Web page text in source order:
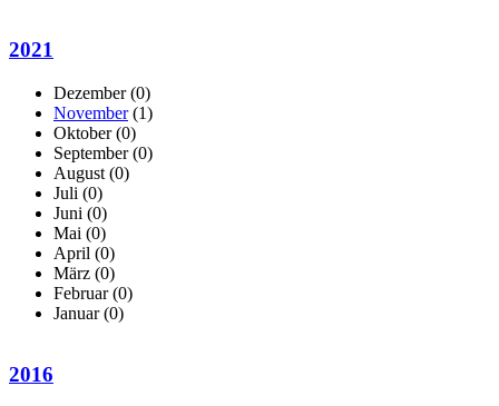
2021
Dezember(0)
November (1)
Oktober(0)
September(0)
August (0)
Juli (0)
Juni (0)
Mai (0)
April (0)
März (0)
Februar(0)
Januar(0)
2016